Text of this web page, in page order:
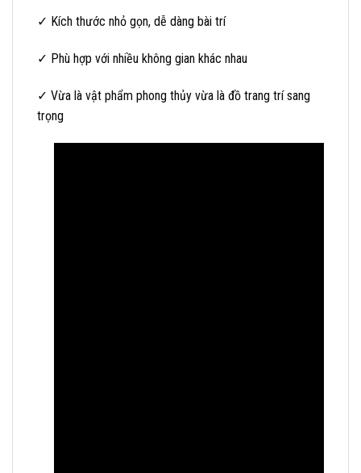
✓ Kích thước nhỏ gọn, dễ dàng bài trí
✓ Phù hợp với nhiều không gian khác nhau
✓ Vừa là vật phẩm phong thủy vừa là đồ trang trí sang
trọng